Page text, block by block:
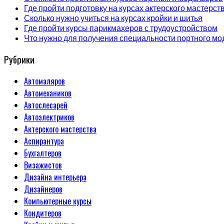
Где пройти подготовку на курсах актерского
Сколько нужно учиться на курсах кройки и шитья
Где пройти курсы парикмахеров с трудоустройством
Что нужно для получения специальности портного
Рубрики
Автомаляров
Автомехаников
Автослесарей
Автоэлектриков
Актерского мастерства
Аспирантура
Бухгалтеров
Визажистов
Дизайна интерьера
Дизайнеров
Компьютерные курсы
Кондитеров